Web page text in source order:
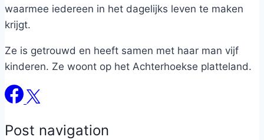
waarmee iedereen in het dagelijks leven te maken
krijgt.
Ze is getrouwd en heeft samen met haar man vijf
kinderen. Ze woont op het Achterhoekse platteland.
Post navigation